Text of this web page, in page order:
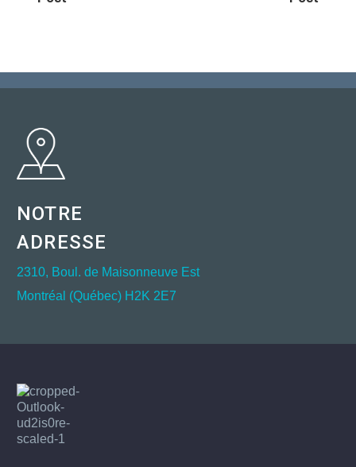
NOTRE
ADRESSE
2310, Boul. de Maisonneuve Est
Montréal (Québec) H2K 2E7